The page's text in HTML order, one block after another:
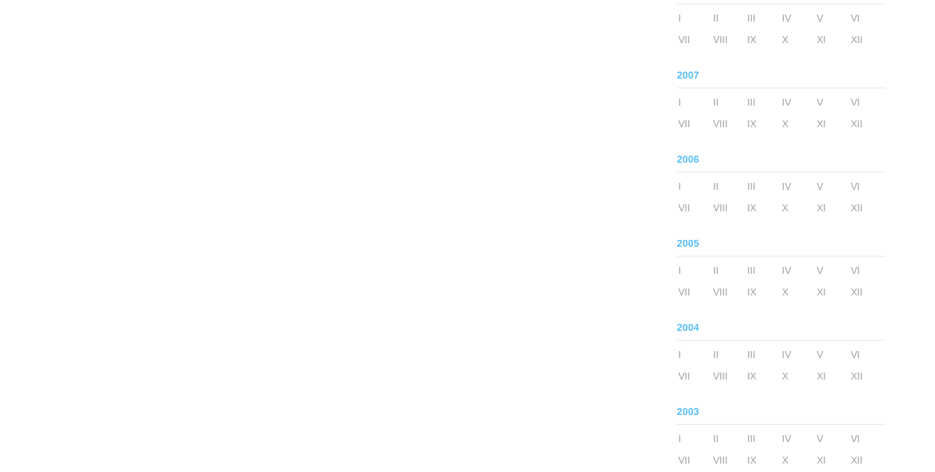
I II III IV V
VI
VII
VIII IX X XI XII
2007
I II III IV V
VI
VII
VIII IX X XI XII
2006
I II III IV V
VI
VII
VIII IX X XI XII
2005
I II III IV V
VI
VII
VIII IX X XI XII
2004
I II III IV V
VI
VII
VIII IX X XI XII
2003
I II III IV V
VI
VII
VIII IX X XI XII